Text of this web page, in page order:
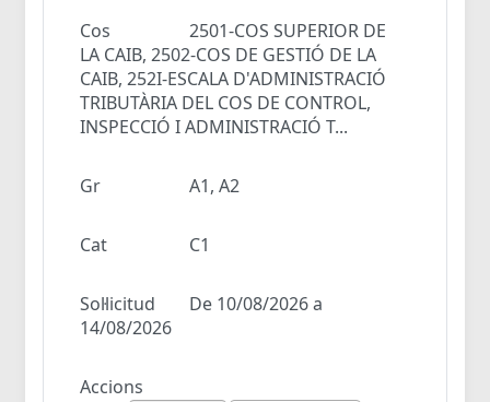
Cos
2501-COS SUPERIOR DE
LA CAIB, 2502-COS DE GESTIÓ DE LA
CAIB, 252I-ESCALA D'ADMINISTRACIÓ
TRIBUTÀRIA DEL COS DE CONTROL,
INSPECCIÓ I ADMINISTRACIÓ T...
Gr A1, A2
Cat C1
Sol·licitud
De 10/08/2026 a
14/08/2026
Accions